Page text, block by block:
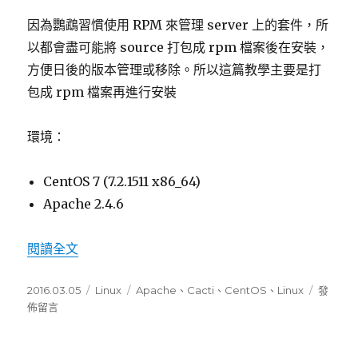
能〉
因為鸚鵡習慣使用 RPM 來管理 server 上的套件，所
以都會盡可能將 source 打包成 rpm 檔案後在安裝，
方便日後的版本管理或移除。所以這篇教學主要是打
包成 rpm 檔案再進行安裝
環境：
CentOS 7 (7.2.1511 x86_64)
Apache 2.4.6
閱讀全文
發
佈
2016.03.05
分
Linux
標
Apache 、 Cacti 、 CentOS 、 Linux
在
發
佈留言